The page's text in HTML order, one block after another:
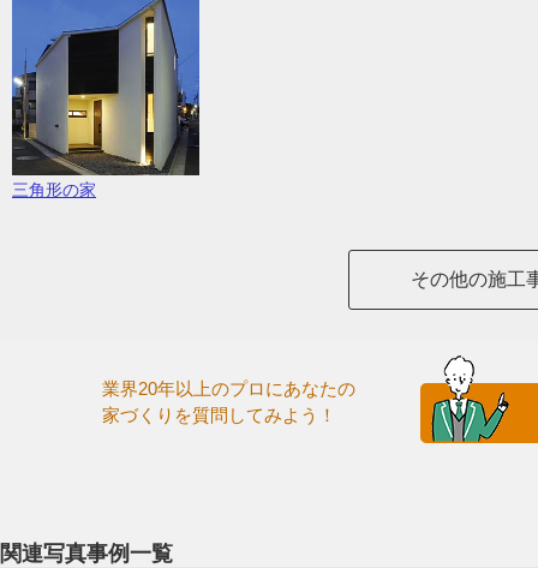
三角形の家
その他の施工
業界20年以上のプロにあなたの
家づくりを質問してみよう！
関連写真事例一覧